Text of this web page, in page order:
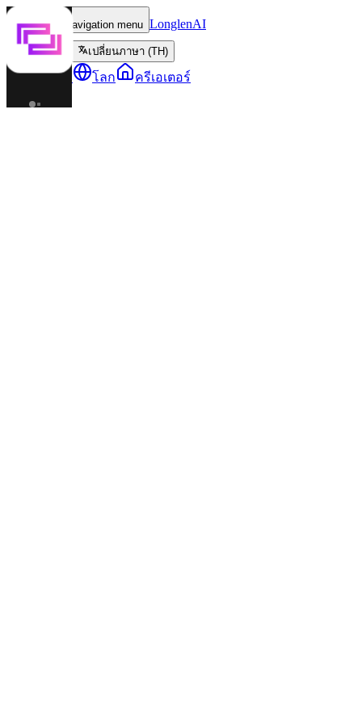
Toggle navigation menu LonglenAI
เปลี่ยนภาษา (TH)
ตัวละคร โลก ครีเอเตอร์